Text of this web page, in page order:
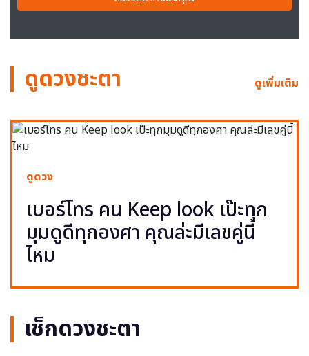
ดูดวงชะตา ดูเพิ่มเติม
ดูดวง
เบอร์โทร คน Keep look เป๊ะทุก
มุมดูดีทุกองศา คุณล่ะมีเลขคู่นี้
ไหม
เช็กดวงชะตา